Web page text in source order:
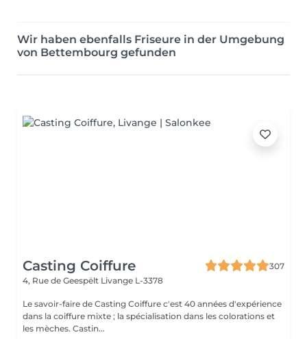
Wir haben ebenfalls Friseure in der Umgebung
von Bettembourg gefunden
Casting Coiffure
307
4, Rue de Geespëlt Livange L-3378
Le savoir-faire de Casting Coiffure c'est 40 années d'expérience
dans la coiffure mixte ; la spécialisation dans les colorations et
les mèches. Castin...